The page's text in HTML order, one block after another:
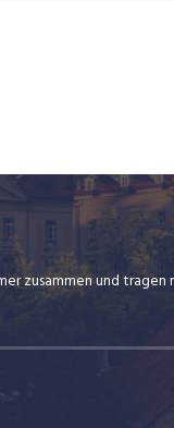
zusammen und tragen